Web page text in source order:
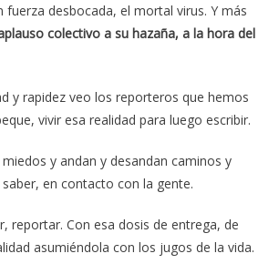
fuerza desbocada, el mortal virus. Y más
colectivo a su hazaña, a la hora del
y rapidez veo los reporteros que hemos
vivir esa realidad para luego escribir.
y andan y desandan caminos y
en contacto con la gente.
reportar. Con esa dosis de entrega, de
asumiéndola con los jugos de la vida.